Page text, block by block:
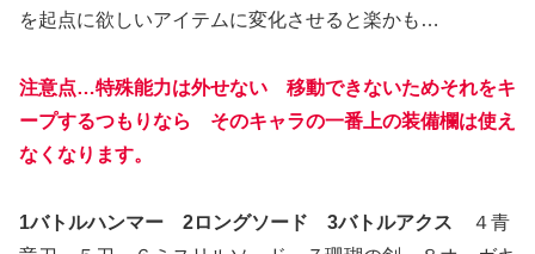
を起点に欲しいアイテムに変化させると楽かも…
注意点…特殊能力は外せない 移動できないためそれをキ
ープするつもりなら
そのキャラの一番上の装備欄は使え
なくなります。
1バトルハンマー 2ロングソード 3バトルアクス ４青